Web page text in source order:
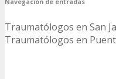
Navegación de entradas
Traumatólogos en San
Traumatólogos en